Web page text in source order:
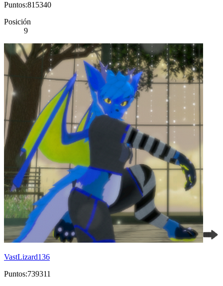
Puntos:815340
Posición
9
VastLizard136
Puntos:739311